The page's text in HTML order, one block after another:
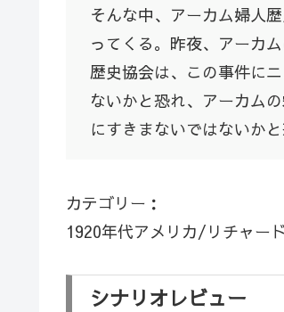
そんな中、アーカム婦人
ってくる。昨夜、アーカ
歴史協会は、この事件に
ないかと恐れ、アーカム
にすきまないではないか
カテゴリー：
1920年代アメリカ/リチャー
シナリオレビュー